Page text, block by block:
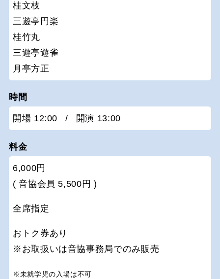
桂文枝
三遊亭円楽
桂竹丸
三遊亭遊雀
月亭方正
時間
開場 12:00 / 開演 13:00
料金
6,000円
( 音協会員 5,500円 )
全席指定
おトク券あり
※お取扱いは音協事務局でのみ販売
※未就学児の入場は不可